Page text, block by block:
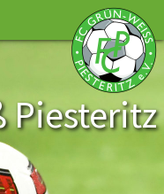
Piesteritz